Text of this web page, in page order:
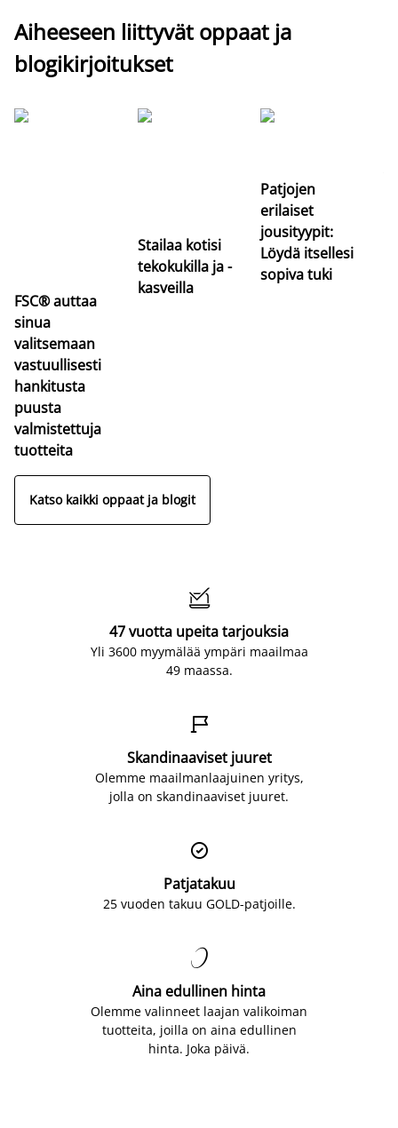
Aiheeseen liittyvät oppaat ja
blogikirjoitukset
FSC® auttaa
sinua
valitsemaan
vastuullisesti
hankitusta
puusta
valmistettuja
tuotteita
Stailaa kotisi
tekokukilla ja -
kasveilla
Patjojen
erilaiset
jousityypit:
Löydä itsellesi
sopiva tuki
Katso kaikki oppaat ja blogit

47 vuotta upeita tarjouksia
Yli 3600 myymälää ympäri maailmaa
49 maassa.

Skandinaaviset juuret
Olemme maailmanlaajuinen yritys,
jolla on skandinaaviset juuret.

Patjatakuu
25 vuoden takuu GOLD-patjoille.

Aina edullinen hinta
Olemme valinneet laajan valikoiman
tuotteita, joilla on aina edullinen
hinta. Joka päivä.